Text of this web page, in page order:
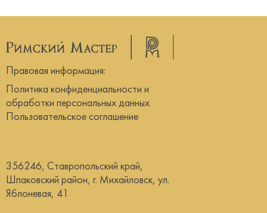
Правовая информация:
Политика конфиденциальности и
обработки персональных данных
Пользовательское соглашение
356246, Ставропольский край,
Шпаковский район, г. Михайловск, ул.
Яблоневая, 41